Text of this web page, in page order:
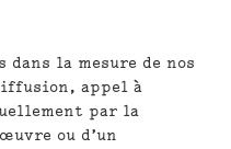
dans la mesure de nos
appel à
par la
ou d’un